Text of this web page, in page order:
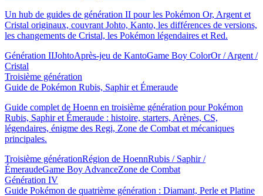
Un hub de guides de génération II pour les Pokémon Or, Argent et
Cristal originaux, couvrant Johto, Kanto, les différences de versions,
les changements de Cristal, les Pokémon légendaires et Red.
Génération IIJohtoAprès-jeu de KantoGame Boy ColorOr / Argent /
Cristal
Troisième génération
Guide de Pokémon Rubis, Saphir et Émeraude
Guide complet de Hoenn en troisième génération pour Pokémon
Rubis, Saphir et Émeraude : histoire, starters, Arènes, CS,
légendaires, énigme des Regi, Zone de Combat et mécaniques
principales.
Troisième générationRégion de HoennRubis / Saphir /
ÉmeraudeGame Boy AdvanceZone de Combat
Génération IV
Guide Pokémon de quatrième génération : Diamant, Perle et Platine